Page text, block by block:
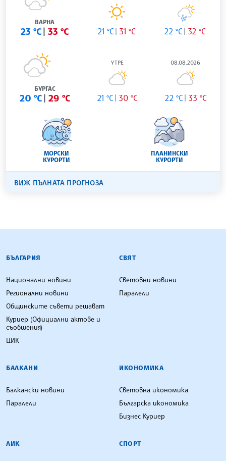
ВАРНА
23 °C 33 °C 21 °C 31 °C 22 °C 32 °C
БУРГАС
20 °C 29 °C
УТРЕ
21 °C 30 °C
08.08.2026
22 °C 33 °C
МОРСКИ
КУРОРТИ
ПЛАНИНСКИ
КУРОРТИ
ВИЖ ПЪЛНАТА ПРОГНОЗА
БЪЛГАРСКА ТЕЛЕГРАФНА АГЕНЦИЯ
БЪЛГАРИЯ
Национални новини
Регионални новини
Общинските съвети решават
Куриер (Официални актове и
съобщения)
ЦИК
СВЯТ
Световни новини
Паралели
БАЛКАНИ
Балкански новини
Паралели
ИКОНОМИКА
Световна икономика
Българска икономика
Бизнес Куриер
ЛИК СПОРТ